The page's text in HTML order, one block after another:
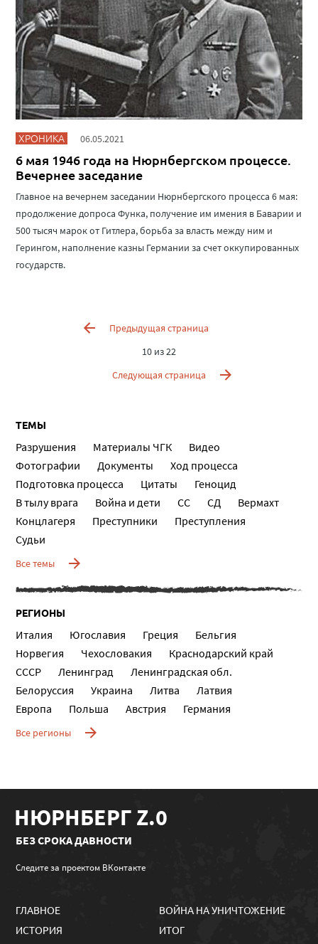
ХРОНИКА 06.05.2021
6 мая 1946 года на Нюрнбергском процессе.
Вечернее заседание
Главное на вечернем заседании Нюрнбергского процесса 6 мая:
продолжение допроса Функа, получение им имения в Баварии и
500 тысяч марок от Гитлера, борьба за власть между ним и
Герингом, наполнение казны Германии за счет оккупированных
государств.
Предыдущая страница
10 из 22
Следующая страница
ТЕМЫ
Разрушения Материалы ЧГК
Видео
Фотографии
Документы
Ход процесса
Подготовка процесса
Цитаты
Геноцид
В тылу врага
Война и дети СС СД
Вермахт
Концлагеря
Преступники
Преступления
Судьи
Все темы
РЕГИОНЫ
Италия Югославия Греция
Бельгия
Норвегия
Чехословакия
Краснодарский край
СССР
Ленинград
Ленинградская обл.
Белоруссия
Украина Литва
Латвия
Европа
Польша Австрия Германия
Все регионы
НЮРНБЕРГ Z.0
БЕЗ СРОКА ДАВНОСТИ
Следите за проектом ВКонтакте
ГЛАВНОЕ
ИСТОРИЯ
ВОЙНА НА УНИЧТОЖЕНИЕ
ИТОГ